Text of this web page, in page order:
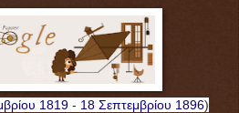
1819 - 18 Σεπτεμβρίου 1896)